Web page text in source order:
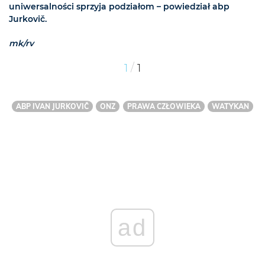
uniwersalności sprzyja podziałom – powiedział abp
Jurkovič.
mk/rv
1 / 1
ABP IVAN JURKOVIČ ONZ PRAWA CZŁOWIEKA WATYKAN
ad